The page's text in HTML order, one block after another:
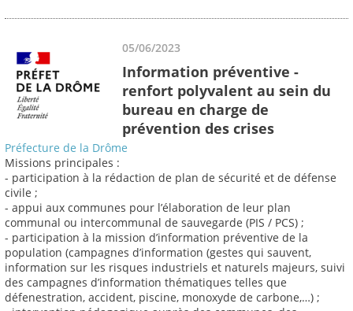
05/06/2023
Information préventive -
renfort polyvalent au sein du
bureau en charge de
prévention des crises
Préfecture de la Drôme
Missions principales :
- participation à la rédaction de plan de sécurité et de défense
civile ;
- appui aux communes pour l’élaboration de leur plan
communal ou intercommunal de sauvegarde (PIS / PCS) ;
- participation à la mission d’information préventive de la
population (campagnes d’information (gestes qui sauvent,
information sur les risques industriels et naturels majeurs, suivi
des campagnes d’information thématiques telles que
défenestration, accident, piscine, monoxyde de carbone,…) ;